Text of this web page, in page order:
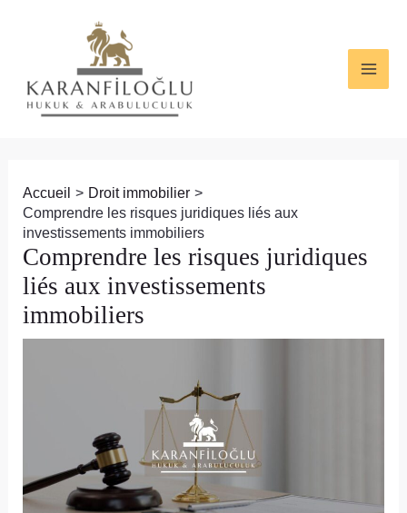
Accueil
Droit immobilier
Comprendre les risques juridiques liés aux
investissements immobiliers
Comprendre les risques juridiques
liés aux investissements
immobiliers